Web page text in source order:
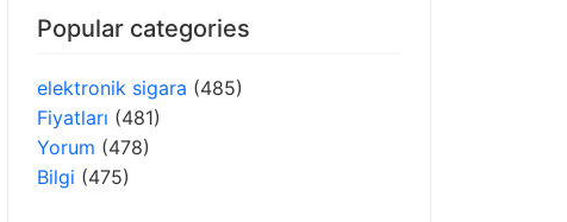
Popular categories
elektronik sigara (485)
Fiyatları (481)
Yorum (478)
Bilgi (475)